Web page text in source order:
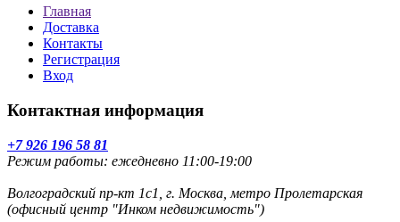
Главная
Доставка
Контакты
Регистрация
Вход
Контактная информация
+7 926 196 58 81
Режим работы: ежедневно 11:00-19:00
Волгоградский пр-кт 1с1, г. Москва, метро Пролетарская
(офисный центр "Инком недвижимость")